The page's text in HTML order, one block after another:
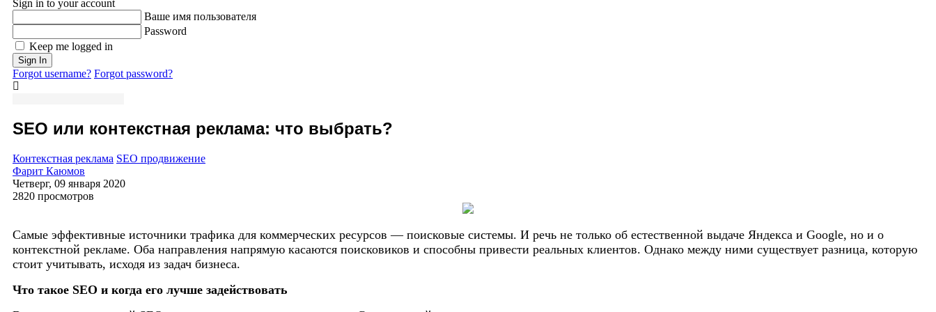
Sign in to your account
Ваше имя пользователя
Password
Keep me logged in
Sign In
Forgot username? Forgot password?
SEO или контекстная реклама: что выбрать?
Контекстная реклама SEO продвижение
Фарит Каюмов
Четверг, 09 января 2020
2820 просмотров
Самые эффективные источники трафика для коммерческих ресурсов — поисковые системы. И речь не только об естественной выдаче Яндекса и Google, но и о
контекстной рекламе. Оба направления напрямую касаются поисковиков и способны привести реальных клиентов. Однако между ними существует разница, которую
стоит учитывать, исходя из задач бизнеса.
Что такое SEO и когда его лучше задействовать